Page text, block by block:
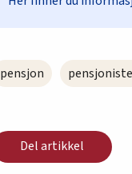
pensjon
Del artikkel